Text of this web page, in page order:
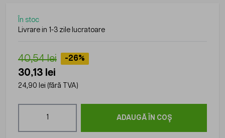
În stoc
Livrare in 1-3 zile lucratoare
40,54 lei -26%
30,13 lei
24,90 lei (fără TVA)
ADAUGĂ ÎN COȘ